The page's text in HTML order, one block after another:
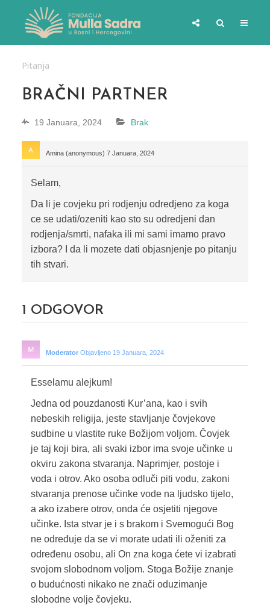
Pitanja
BRAČNI PARTNER
19 Januara, 2024 Brak
Amina (anonymous) 7 Januara, 2024
Selam,
Da li je covjeku pri rodjenju odredjeno za koga
ce se udati/ozeniti kao sto su odredjeni dan
rodjenja/smrti, nafaka ili mi sami imamo pravo
izbora? I da li mozete dati objasnjenje po pitanju
tih stvari.
1 ODGOVOR
Moderator Objavljeno 19 Januara, 2024
Esselamu alejkum!
Jedna od pouzdanosti Kur’ana, kao i svih
nebeskih religija, jeste stavljanje čovjekove
sudbine u vlastite ruke Božijom voljom. Čovjek
je taj koji bira, ali svaki izbor ima svoje učinke u
okviru zakona stvaranja. Naprimjer, postoje i
voda i otrov. Ako osoba odluči piti vodu, zakoni
stvaranja prenose učinke vode na ljudsko tijelo,
a ako izabere otrov, onda će osjetiti njegove
učinke. Ista stvar je i s brakom i Svemogući Bog
ne određuje da se vi morate udati ili oženiti za
određenu osobu, ali On zna koga ćete vi izabrati
svojom slobodnom voljom. Stoga Božije znanje
o budućnosti nikako ne znači oduzimanje
slobodne volje čovjeku.